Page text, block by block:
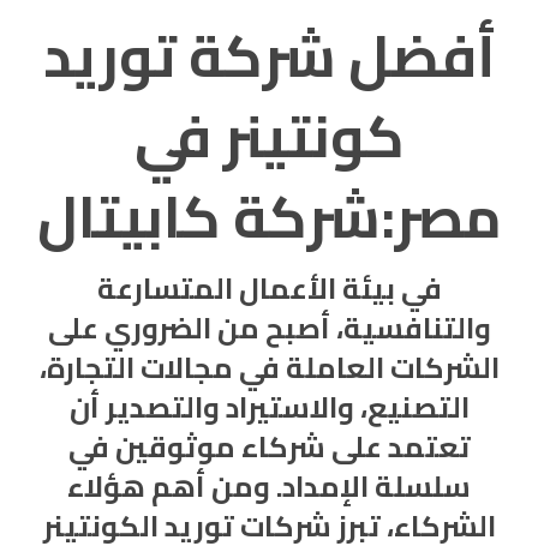
أفضل شركة توريد
كونتينر في
مصر:شركة كابيتال
في بيئة الأعمال المتسارعة
والتنافسية، أصبح من الضروري على
الشركات العاملة في مجالات التجارة،
التصنيع، والاستيراد والتصدير أن
تعتمد على شركاء موثوقين في
سلسلة الإمداد. ومن أهم هؤلاء
الشركاء، تبرزشركات توريدالكونتينر